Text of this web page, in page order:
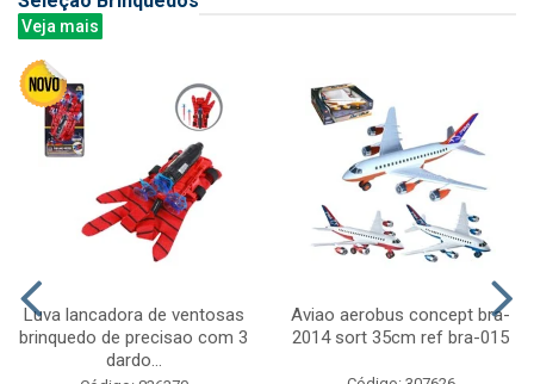
Veja mais
Luva lancadora de ventosas
brinquedo de precisao com 3
dardo...
Aviao aerobus concept bra-
2014 sort 35cm ref bra-015